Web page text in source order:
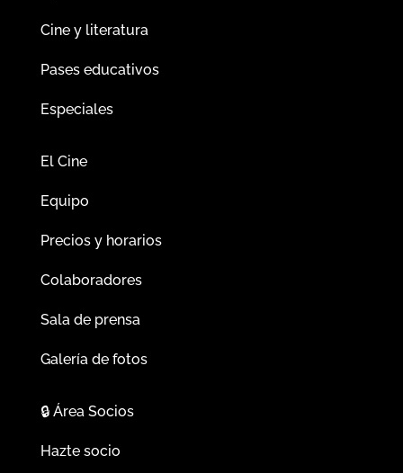
Cine y literatura
Pases educativos
Especiales
El Cine
Equipo
Precios y horarios
Colaboradores
Sala de prensa
Galería de fotos
🔒Área Socios
Hazte socio